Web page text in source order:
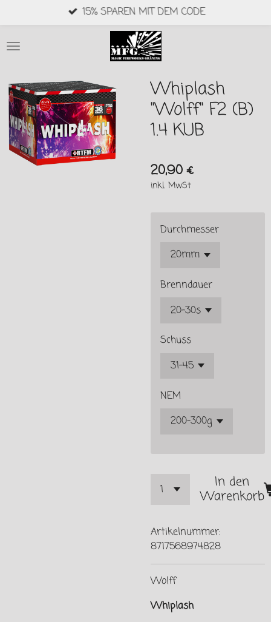
springen
15% SPAREN MIT DEM CODE
Whiplash
"Wolff" F2 (B)
1.4 KUB
20,90 €
inkl. MwSt
Durchmesser
Brenndauer
Schuss
NEM
In den
Warenkorb
Artikelnummer:
8717568974828
Wolff
Whiplash